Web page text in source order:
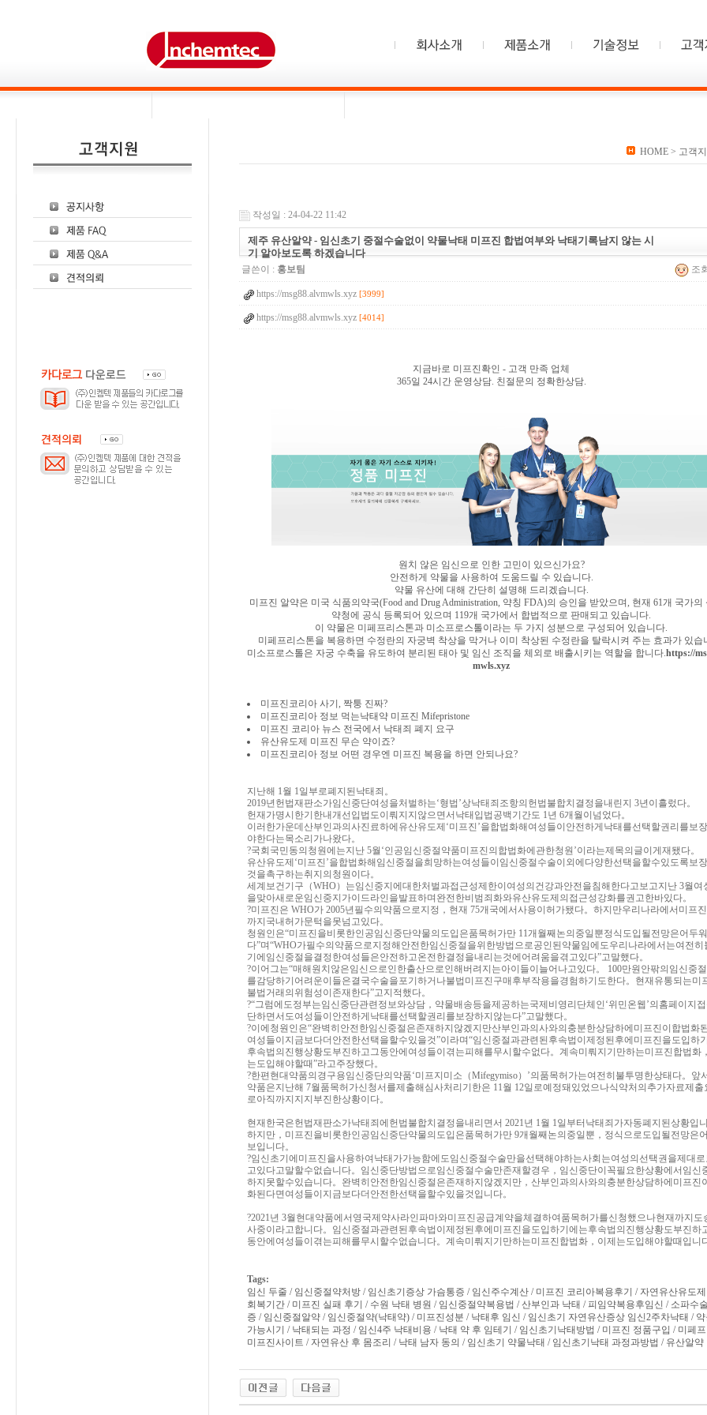
HOME > 고객
작성일 : 24-04-22 11:42
제주 유산알약 - 임신초기 중절수술없이 약물낙태 미프진 합법여부와 낙태기록남지 않는 시
기 알아보도록 하겠습니다
글쓴이 : 홍보팀 조
https://msg88.alvmwls.xyz [3999]
https://msg88.alvmwls.xyz [4014]
지금바로 미프진확인 - 고객 만족 업체
365일 24시간 운영상담. 친절문의 정확한상담.
원치 않은 임신으로 인한 고민이 있으신가요?
안전하게 약물을 사용하여 도움드릴 수 있습니다.
약물 유산에 대해 간단히 설명해 드리겠습니다.
미프진 알약은 미국 식품의약국(Food and Drug Administration, 약칭 FDA)의 승인을 받았으며, 현재 61개 국가의
약청에 공식 등록되어 있으며 119개 국가에서 합법적으로 판매되고 있습니다.
이 약물은 미페프리스톤과 미소프로스톨이라는 두 가지 성분으로 구성되어 있습니다.
미페프리스톤을 복용하면 수정란의 자궁벽 착상을 막거나 이미 착상된 수정란을 탈락시켜 주는 효과가 있습
미소프로스톨은 자궁 수축을 유도하여 분리된 태아 및 임신 조직을 체외로 배출시키는 역할을 합니다. https://
mwls.xyz
미프진코리아 사기, 짝퉁 진짜?
미프진코리아 정보 먹는낙태약 미프진 Mifepristone
미프진 코리아 뉴스 전국에서 낙태죄 폐지 요구
유산유도제 미프진 무슨 약이죠?
미프진코리아 정보 어떤 경우엔 미프진 복용을 하면 안되나요?
지난해 1월 1일부로폐지된낙태죄。
2019년헌법재판소가임신중단여성을처벌하는‘형법’상낙태죄조항의헌법불합치결정을내린지 3년이흘렀다。
헌재가명시한기한내개선입법도이뤄지지않으면서낙태입법공백기간도 1년 6개월이넘었다。
이러한가운데산부인과의사진료하에유산유도제‘미프진’을합법화해여성들이안전하게낙태를선택할권리를보
야한다는목소리가나왔다。
?국회국민동의청원에는지난 5월‘인공임신중절약품미프진의합법화에관한청원’이라는제목의글이게재됐다。
유산유도제‘미프진’을합법화해임신중절을희망하는여성들이임신중절수술이외에다양한선택을할수있도록보
것을촉구하는취지의청원이다。
세계보건기구（WHO）는임신중지에대한처벌과접근성제한이여성의건강과안전을침해한다고보고지난 3월여
을맞아새로운임신중지가이드라인을발표하며완전한비범죄화와유산유도제의접근성강화를권고한바있다。
?미프진은 WHO가 2005년필수의약품으로지정，현재 75개국에서사용이허가됐다。하지만우리나라에서미프
까지국내허가문턱을못넘고있다。
청원인은“미프진을비롯한인공임신중단약물의도입은품목허가만 11개월째논의중일뿐정식도입될전망은어두
다”며“WHO가필수의약품으로지정해안전한임신중절을위한방법으로공인된약물임에도우리나라에서는여전히
기에임신중절을결정한여성들은안전하고온전한결정을내리는것에어려움을겪고있다”고말했다。
?이어그는“매해원치않은임신으로인한출산으로인해버려지는아이들이늘어나고있다。 100만원안팎의임신중
를감당하기어려운이들은결국수술을포기하거나불법미프진구매후부작용을경험하기도한다。현재유통되는미
불법거래의위험성이존재한다”고지적했다。
?“그럼에도정부는임신중단관련정보와상담，약물배송등을제공하는국제비영리단체인‘위민온웹’의홈페이지
단하면서도여성들이안전하게낙태를선택할권리를보장하지않는다”고말했다。
?이에청원인은“완벽히안전한임신중절은존재하지않겠지만산부인과의사와의충분한상담하에미프진이합법화
여성들이지금보다더안전한선택을할수있을것”이라며“임신중절과관련된후속법이제정된후에미프진을도입하
후속법의진행상황도부진하고그동안에여성들이겪는피해를무시할수없다。계속미뤄지기만하는미프진합법화
는도입해야할때”라고주장했다。
?한편현대약품의경구용임신중단의약품‘미프지미소（Mifegymiso）’의품목허가는여전히불투명한상태다。앞
약품은지난해 7월품목허가신청서를제출해심사처리기한은 11월 12일로예정돼있었으나식약처의추가자료제출
로아직까지지지부진한상황이다。
현재한국은헌법재판소가낙태죄에헌법불합치결정을내리면서 2021년 1월 1일부터낙태죄가자동폐지된상황입니
하지만，미프진을비롯한인공임신중단약물의도입은품목허가만 9개월째논의중일뿐，정식으로도입될전망은
보입니다。
?임신초기에미프진을사용하여낙태가가능함에도임신중절수술만을선택해야하는사회는여성의선택권을제대
고있다고말할수없습니다。임신중단방법으로임신중절수술만존재할경우，임신중단이꼭필요한상황에서임신
하지못할수있습니다。완벽히안전한임신중절은존재하지않겠지만，산부인과의사와의충분한상담하에미프진
화된다면여성들이지금보다더안전한선택을할수있을것입니다。
?2021년 3월현대약품에서영국제약사라인파마와미프진공급계약을체결하여품목허가를신청했으나현재까지도
사중이라고합니다。임신중절과관련된후속법이제정된후에미프진을도입하기에는후속법의진행상황도부진하
동안에여성들이겪는피해를무시할수없습니다。계속미뤄지기만하는미프진합법화，이제는도입해야할때입니
Tags:
임신 두줄 / 임신중절약처방 / 임신초기증상 가슴통증 / 임신주수계산 / 미프진 코리아복용후기 / 자연유산유도
회복기간 / 미프진 실패 후기 / 수원 낙태 병원 / 임신중절약복용법 / 산부인과 낙태 / 피임약복용후임신 / 소파수
증 / 임신중절알약 / 임신중절약(낙태약) / 미프진성분 / 낙태후 임신 / 임신초기 자연유산증상 임신2주차낙태 /
가능시기 / 낙태되는 과정 / 임신4주 낙태비용 / 낙태 약 후 임테기 / 임신초기낙태방법 / 미프진 정품구입 / 미페
미프진사이트 / 자연유산 후 몸조리 / 낙태 남자 동의 / 임신초기 약물낙태 / 임신초기낙태 과정과방법 / 유산알약